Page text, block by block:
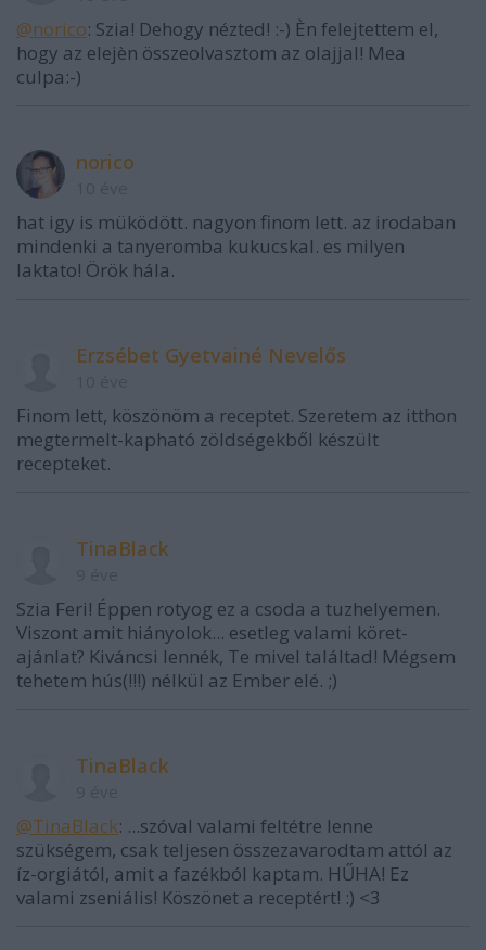
@norico: Szia! Dehogy nézted! :-) Èn felejtettem el,
hogy az elejèn összeolvasztom az olajjal! Mea
culpa:-)
norico
hat igy is müködött. nagyon finom lett. az irodaban
mindenki a tanyeromba kukucskal. es milyen
laktato! Örök hála.
Erzsébet Gyetvainé Nevelős
Finom lett, köszönöm a receptet. Szeretem az itthon
megtermelt-kapható zöldségekből készült
recepteket.
TinaBlack
Szia Feri! Éppen rotyog ez a csoda a tuzhelyemen.
Viszont amit hiányolok... esetleg valami köret-
ajánlat? Kiváncsi lennék, Te mivel találtad! Mégsem
tehetem hús(!!!) nélkül az Ember elé. ;)
TinaBlack
@TinaBlack: ...szóval valami feltétre lenne
szükségem, csak teljesen összezavarodtam attól az
íz-orgiától, amit a fazékból kaptam. HŰHA! Ez
valami zseniális! Köszönet a receptért! :) <3